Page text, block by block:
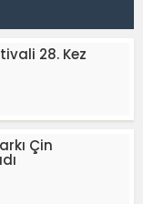
28. Kez
Çin